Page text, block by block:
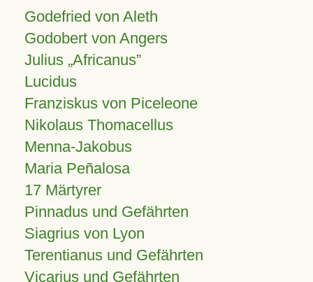
Godefried von Aleth
Godobert von Angers
Julius Africanus
Lucidus
Franziskus von Piceleone
Nikolaus Thomacellus
Menna-Jakobus
Maria Peñalosa
17 Märtyrer
Pinnadus und Gefährten
Siagrius von Lyon
Terentianus und Gefährten
Vicarius und Gefährten